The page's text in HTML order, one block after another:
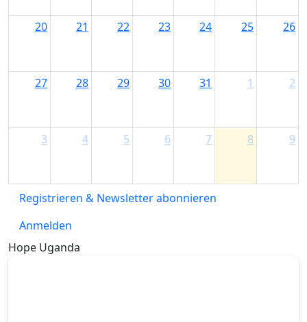
20 21 22 23 24 25 26
27 28 29 30 31 1 2
3 4 5 6 7 8 9
Registrieren & Newsletter abonnieren
Anmelden
Hope Uganda